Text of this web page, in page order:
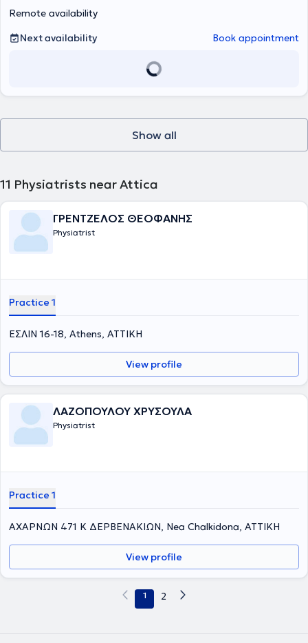
similar centers in Greece and Europe. Her clinic provides a
best possible treatment and healing.
Remote availability
Next availability
Book appointment
Show all
11 Physiatrists near Attica
ΓΡΕΝΤΖΕΛΟΣ ΘΕΟΦΑΝΗΣ
Physiatrist
Practice 1
ΕΣΛΙΝ 16-18, Athens, ΑΤΤΙΚΗ
View profile
ΛΑΖΟΠΟΥΛΟΥ ΧΡΥΣΟΥΛΑ
Physiatrist
Practice 1
ΑΧΑΡΝΩΝ 471 Κ ΔΕΡΒΕΝΑΚΙΩΝ, Nea Chalkidona, ΑΤΤΙΚΗ
View profile
1 2